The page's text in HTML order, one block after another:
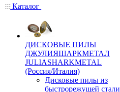
Каталог
ДИСКОВЫЕ ПИЛЫ
ДЖУЛИЯШАРКМЕТАЛ
JULIASHARKMETAL
(Россия/Италия)
Дисковые пилы из
быстрорежущей стали